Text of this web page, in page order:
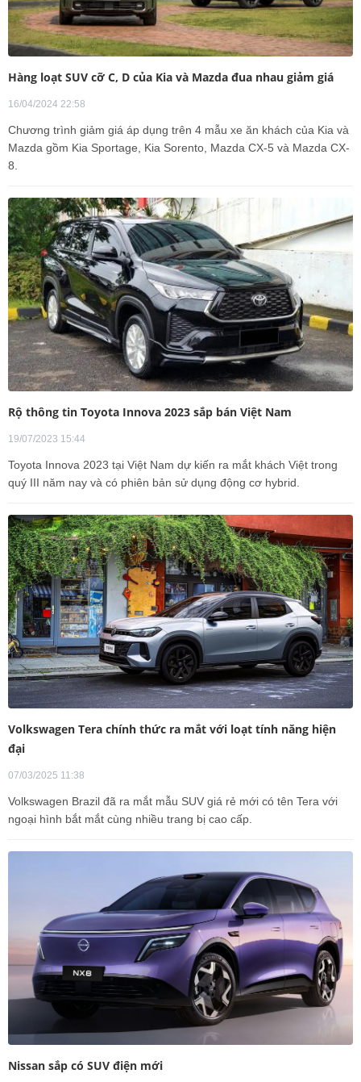
Hàng loạt SUV cỡ C, D của Kia và Mazda đua nhau giảm giá
16/04/2024 22:58
Chương trình giảm giá áp dụng trên 4 mẫu xe ăn khách của Kia và
Mazda gồm Kia Sportage, Kia Sorento, Mazda CX-5 và Mazda CX-
8.
Rộ thông tin Toyota Innova 2023 sắp bán Việt Nam
19/07/2023 15:44
Toyota Innova 2023 tại Việt Nam dự kiến ra mắt khách Việt trong
quý III năm nay và có phiên bản sử dụng động cơ hybrid.
Volkswagen Tera chính thức ra mắt với loạt tính năng hiện
đại
07/03/2025 11:38
Volkswagen Brazil đã ra mắt mẫu SUV giá rẻ mới có tên Tera với
ngoại hình bắt mắt cùng nhiều trang bị cao cấp.
Nissan sắp có SUV điện mới